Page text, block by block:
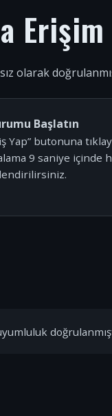
Erişim
olarak
Başlatın
Yap” butonuna
9 saniye içinde